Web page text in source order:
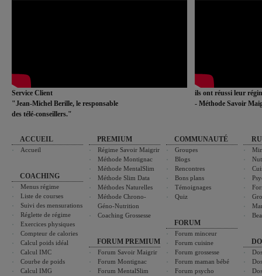
Service Client
"Jean-Michel Berille, le responsable
des télé-conseillers."
ils ont réussi leur
- Méthode Savoir
ACCUEIL
Accueil
COACHING
Menus régime
Liste de courses
Suivi des mensurations
Réglette de régime
Exercices physiques
Compteur de calories
Calcul poids idéal
Calcul IMC
Courbe de poids
Calcul IMG
PREMIUM
Régime Savoir Maigrir
Méthode Montignac
Méthode MentalSlim
Méthode Slim Data
Méthodes Naturelles
Méthode Chrono-
Géno-Nutrition
Coaching Grossesse
FORUM PREMIUM
Forum Savoir Maigrir
Forum Montignac
Forum MentalSlim
COMMUNAUTÉ
Groupes
Blogs
Rencontres
Bons plans
Témoignages
Quiz
FORUM
Forum minceur
Forum cuisine
Forum grossesse
Forum maman bébé
Forum psycho